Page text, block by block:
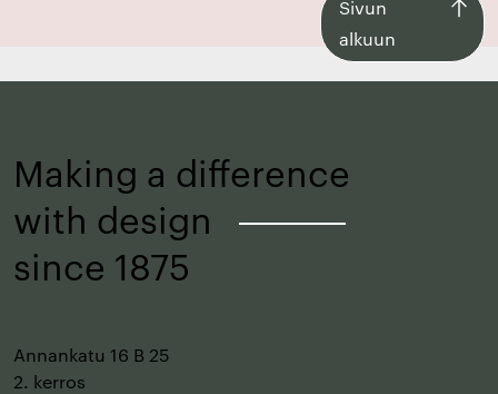
Sivun
alkuun
sivun
Making a difference
with design
since 1875
Annankatu 16 B 25
2. kerros